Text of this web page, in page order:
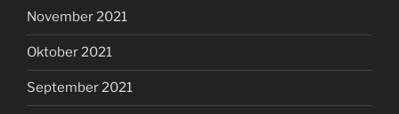
November 2021
Oktober 2021
September 2021